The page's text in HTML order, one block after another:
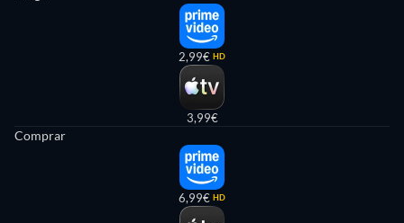
2,99€ HD
3,99€
Comprar
6,99€ HD